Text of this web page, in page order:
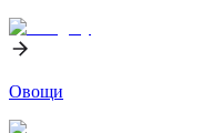
Овощи